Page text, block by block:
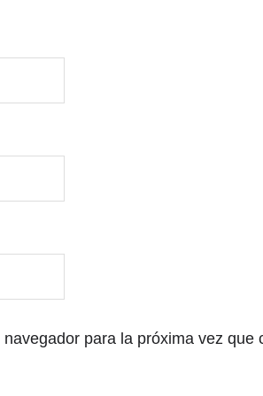
para la próxima vez que